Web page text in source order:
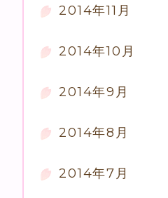
2014年11月
2014年10月
2014年9月
2014年8月
2014年7月